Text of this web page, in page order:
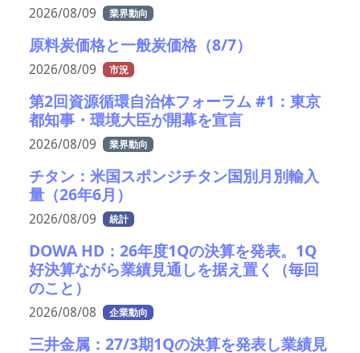
2026/08/09 業界動向
原料炭価格と一般炭価格（8/7）
2026/08/09 市況
第2回資源循環自治体フォーラム #1：東京
都知事・環境大臣が開幕を宣言
2026/08/09 業界動向
チタン：米国スポンジチタン国別月別輸入
量（26年6月）
2026/08/09 統計
DOWA HD：26年度1Qの決算を発表。1Q
好決算ながら業績見通しを据え置く（毎回
のこと）
2026/08/08 企業動向
三井金属：27/3期1Qの決算を発表し業績見